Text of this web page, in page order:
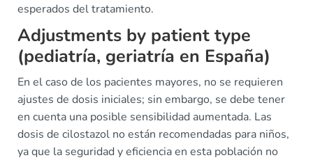
esperados del tratamiento.
Adjustments by patient type
(pediatría, geriatría en España)
En el caso de los pacientes mayores, no se requieren
ajustes de dosis iniciales; sin embargo, se debe tener
en cuenta una posible sensibilidad aumentada. Las
dosis de cilostazol no están recomendadas para niños,
ya que la seguridad y eficiencia en esta población no